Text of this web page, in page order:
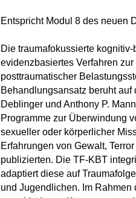
Entspricht Modul 8 des neuen
Die traumafokussierte
evidenzbasiertes Verfahren
posttraumatischer
Behandlungsansatz beruht
Deblinger und Anthony P.
Programme zur Überwindung
sexueller oder körperlicher
Erfahrungen von Gewalt,
publizierten. Die TF-KBT
adaptiert diese auf
und Jugendlichen. Im